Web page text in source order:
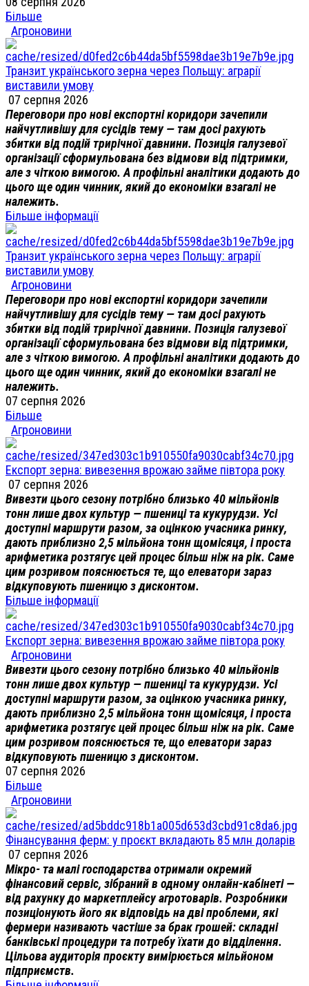
Більше
Агроновини
Транзит українського зерна через Польщу: аграрії
виставили умову
07 серпня 2026
Переговори про нові експортні коридори зачепили
найчутливішу для сусідів тему — там досі рахують
збитки від подій трирічної давнини. Позиція галузевої
організації сформульована без відмови від підтримки,
але з чіткою вимогою. А профільні аналітики додають до
цього ще один чинник, який до економіки взагалі не
належить.
Більше інформації
Транзит українського зерна через Польщу: аграрії
виставили умову
Агроновини
Переговори про нові експортні коридори зачепили
найчутливішу для сусідів тему — там досі рахують
збитки від подій трирічної давнини. Позиція галузевої
організації сформульована без відмови від підтримки,
але з чіткою вимогою. А профільні аналітики додають до
цього ще один чинник, який до економіки взагалі не
належить.
07 серпня 2026
Більше
Агроновини
Експорт зерна: вивезення врожаю займе півтора року
07 серпня 2026
Вивезти цього сезону потрібно близько 40 мільйонів
тонн лише двох культур — пшениці та кукурудзи. Усі
доступні маршрути разом, за оцінкою учасника ринку,
дають приблизно 2,5 мільйона тонн щомісяця, і проста
арифметика розтягує цей процес більш ніж на рік. Саме
цим розривом пояснюється те, що елеватори зараз
відкуповують пшеницю з дисконтом.
Більше інформації
Експорт зерна: вивезення врожаю займе півтора року
Агроновини
Вивезти цього сезону потрібно близько 40 мільйонів
тонн лише двох культур — пшениці та кукурудзи. Усі
доступні маршрути разом, за оцінкою учасника ринку,
дають приблизно 2,5 мільйона тонн щомісяця, і проста
арифметика розтягує цей процес більш ніж на рік. Саме
цим розривом пояснюється те, що елеватори зараз
відкуповують пшеницю з дисконтом.
07 серпня 2026
Більше
Агроновини
Фінансування ферм: у проєкт вкладають 85 млн доларів
07 серпня 2026
Мікро- та малі господарства отримали окремий
фінансовий сервіс, зібраний в одному онлайн-кабінеті —
від рахунку до маркетплейсу агротоварів. Розробники
позиціонують його як відповідь на дві проблеми, які
фермери називають частіше за брак грошей: складні
банківські процедури та потребу їхати до відділення.
Цільова аудиторія проєкту вимірюється мільйоном
підприємств.